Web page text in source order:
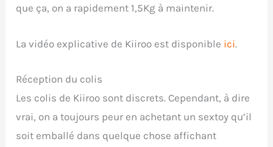
que ça, on a rapidement 1,5Kg à maintenir.
La vidéo explicative de Kiiroo est disponible ici.
Réception du colis
Les colis de Kiiroo sont discrets. Cependant, à dire
vrai, on a toujours peur en achetant un sextoy qu’il
soit emballé dans quelque chose affichant